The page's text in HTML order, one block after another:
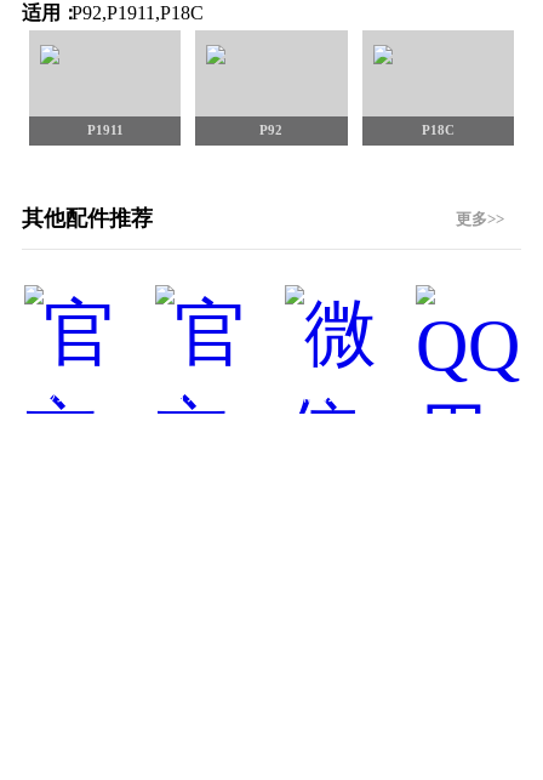
适用：P92,P1911,P18C
P1911 P92 P18C
其他配件推荐 更多>>
官方公众号 官方微博 微信用户社区